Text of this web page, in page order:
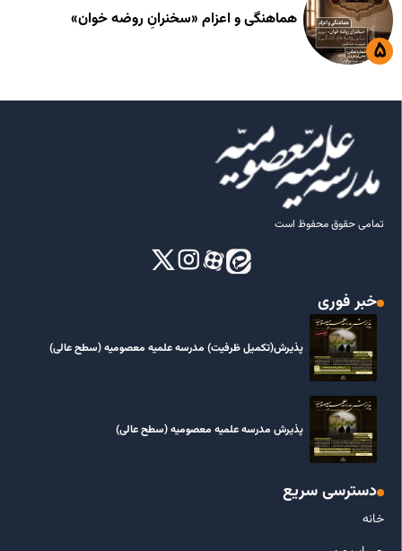
هماهنگی و اعزام «سخنرانِ روضه خوان»
تمامی حقوق محفوظ است
خبر فوری
پذیرش(تکمیل ظرفیت) مدرسه علمیه معصومیه‌ (سطح عالی)
پذیرش مدرسه علمیه معصومیه‌ (سطح عالی)
دسترسی سریع
خانه